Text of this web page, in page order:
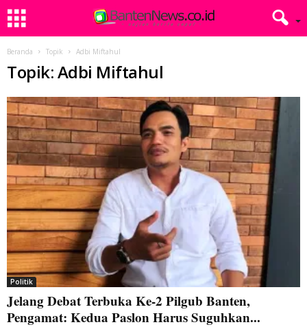
Beranda Topik Adbi Miftahul
Topik: Adbi Miftahul
Politik
Jelang Debat Terbuka Ke-2 Pilgub Banten,
Pengamat: Kedua Paslon Harus Suguhkan...